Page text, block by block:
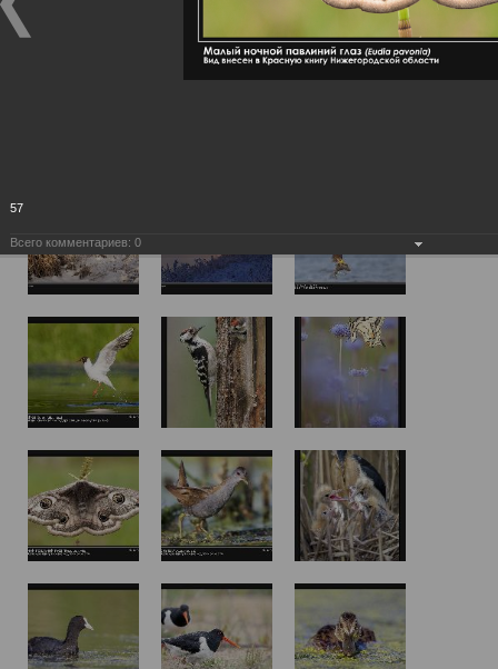
57
Всего комментариев: 0